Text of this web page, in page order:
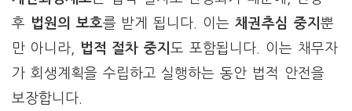
후 법원의 보호를 받게 됩니다. 이는 채권추심 중지 뿐
만 아니라,
법적 절차 중지도 포함됩니다. 이는 채무자
가 회생계획을 수립하고 실행하는 동안 법적 안전을
보장합니다.